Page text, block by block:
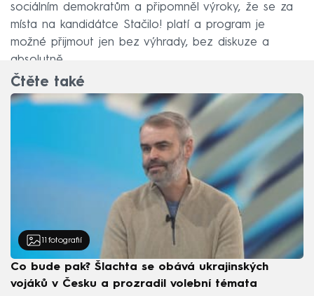
sociálním demokratům a připomněl výroky, že se za
místa na kandidátce Stačilo! platí a program je
možné přijmout jen bez výhrady, bez diskuze a
absolutně.
Čtěte také
11 fotografií
Co bude pak? Šlachta se obává ukrajinských
vojáků v Česku a prozradil volební témata